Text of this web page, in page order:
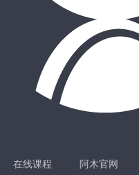
在线课程 阿木官网